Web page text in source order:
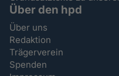
Über den hpd
Über uns
Redaktion
Trägerverein
Spenden